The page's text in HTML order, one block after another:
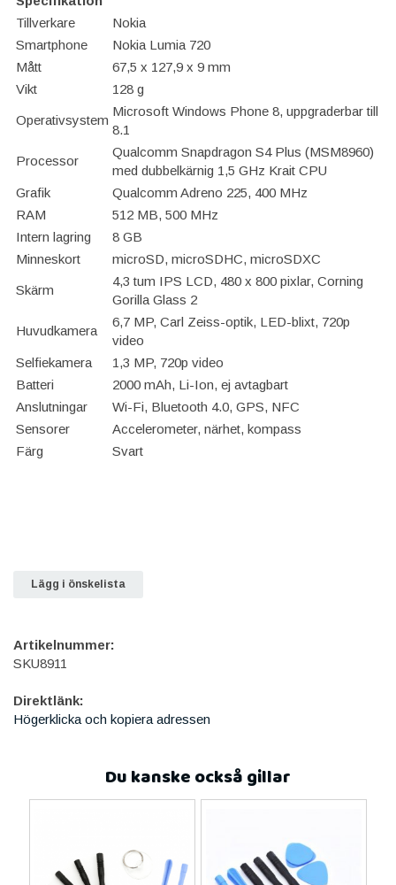
Tillverkare
Nokia
Smartphone
Nokia Lumia 720
Mått
67,5 x 127,9 x 9 mm
Vikt
128 g
Operativsystem
Microsoft Windows Phone 8, uppgraderbar till
8.1
Processor
Qualcomm Snapdragon S4 Plus (MSM8960)
med dubbelkärnig 1,5 GHz Krait CPU
Grafik
Qualcomm Adreno 225, 400 MHz
RAM
512 MB, 500 MHz
Intern lagring
8 GB
Minneskort
microSD, microSDHC, microSDXC
Skärm
4,3 tum IPS LCD, 480 x 800 pixlar, Corning
Gorilla Glass 2
Huvudkamera
6,7 MP, Carl Zeiss-optik, LED-blixt, 720p
video
Selfiekamera
1,3 MP, 720p video
Batteri
2000 mAh, Li-Ion, ej avtagbart
Anslutningar
Wi-Fi, Bluetooth 4.0, GPS, NFC
Sensorer
Accelerometer, närhet, kompass
Färg
Svart
Lägg i önskelista
Artikelnummer:
SKU8911
Direktlänk:
Högerklicka och kopiera adressen
Du kanske också gillar